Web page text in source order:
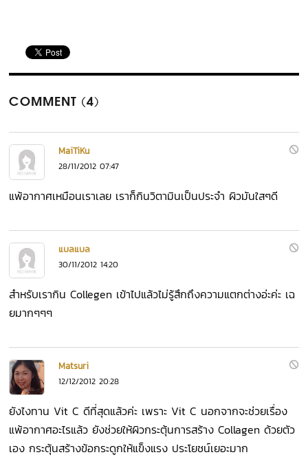
COMMENT (4)
MaiTiKu
28/11/2012 07:47
แพ้อากาศเหมือนเราเลย เราก็กินวิตามินเป็นประจำ ผิวมันใสๆดี
แบลแบล
30/11/2012 14:20
สำหรับเรากิน Collegen เข้าไปแล้วไม่รู้สึกถึงความแตกต่างอ่ะค่ะ เฉ
ยมากๆๆๆ
Matsuri
12/12/2012 20:28
ยังไงทาน Vit C ดีที่สุดแล้วค่ะ เพราะ Vit C นอกจากจะช่วยเรื่อง
แพ้อากาศอะไรแล้ว ยังช่วยให้ผิวกระตุ้นการสร้าง Collagen ด้วยตัว
เอง กระตุ้นสร้างข้อกระดูกให้แข็งแรง ประโยชน์เยอะมาก